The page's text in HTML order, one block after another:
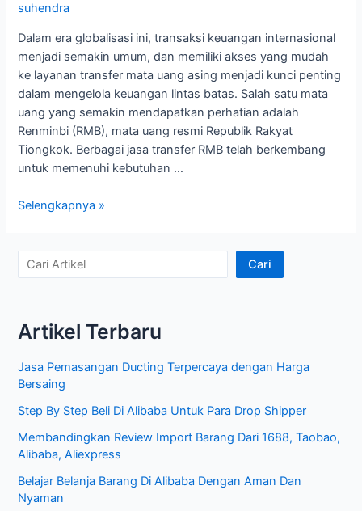
suhendra
Dalam era globalisasi ini, transaksi keuangan internasional
menjadi semakin umum, dan memiliki akses yang mudah
ke layanan transfer mata uang asing menjadi kunci penting
dalam mengelola keuangan lintas batas. Salah satu mata
uang yang semakin mendapatkan perhatian adalah
Renminbi (RMB), mata uang resmi Republik Rakyat
Tiongkok. Berbagai jasa transfer RMB telah berkembang
untuk memenuhi kebutuhan …
Jasa
Menyederhanakan
Transaksi
Selengkapnya »
i
r
k
l
Cari
Artikel Terbaru
Jasa Pemasangan Ducting Terpercaya dengan Harga
Bersaing
Step By Step Beli Di Alibaba Untuk Para Drop Shipper
Membandingkan Review Import Barang Dari 1688, Taobao,
Alibaba, Aliexpress
Belajar Belanja Barang Di Alibaba Dengan Aman Dan
Nyaman